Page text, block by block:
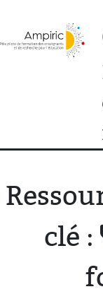
clé :